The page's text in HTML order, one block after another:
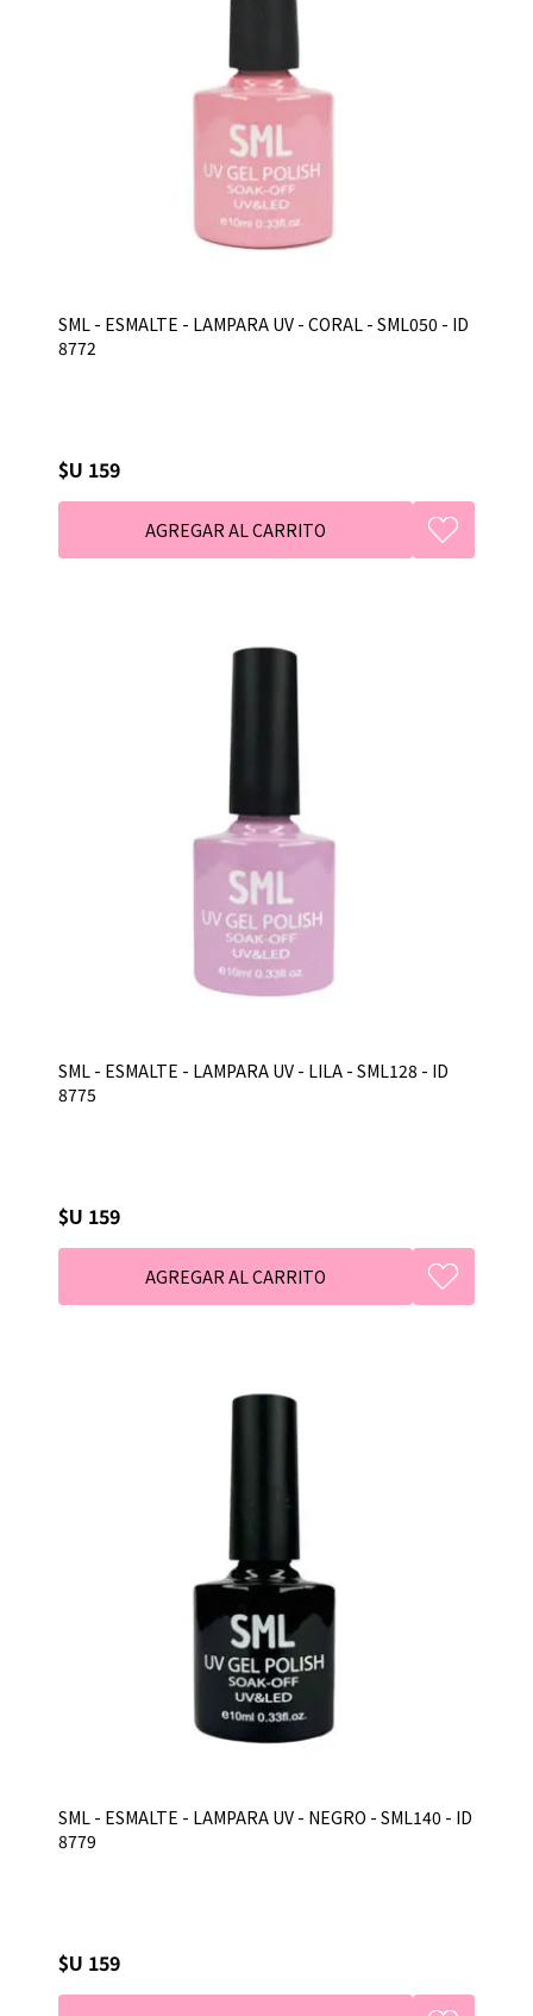
SML - ESMALTE - LAMPARA UV - CORAL - SML050 - ID
8772
$U 159
SML - ESMALTE - LAMPARA UV - LILA - SML128 - ID
8775
$U 159
SML - ESMALTE - LAMPARA UV - NEGRO - SML140 - ID
8779
$U 159